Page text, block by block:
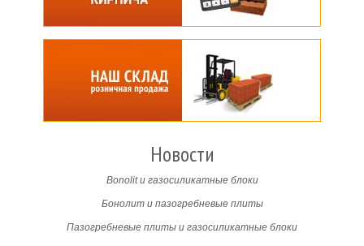
Новости
Bonolit и газосиликатные блоки
Бонолит и пазогребневые плиты
Пазогребневые плиты и газосиликатные блоки